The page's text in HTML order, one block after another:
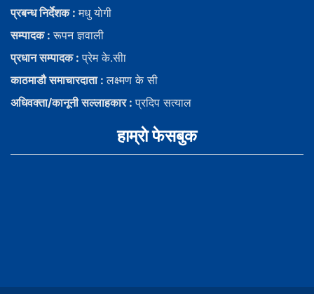
प्रबन्ध निर्देशक :मधु याेगी
सम्पादक :रूपन ज्ञवाली
प्रधान सम्पादक :प्रेम के.सीा
काठमाडौ समाचारदाता :लक्ष्मण के सी
अधिवक्ता/कानूनी सल्लाहकार :प्रदिप सत्याल
हाम्राे फेसबुक